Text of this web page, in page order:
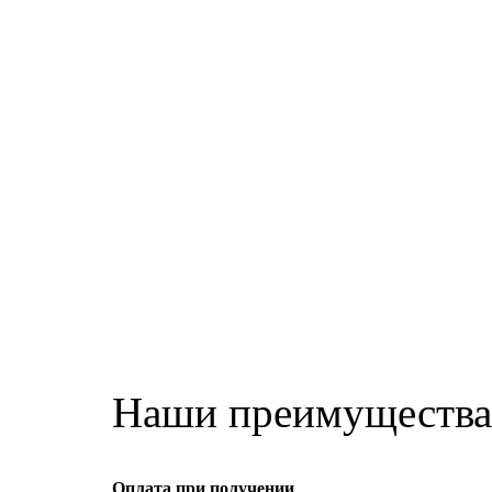
Наши преимущества
Оплата при получении